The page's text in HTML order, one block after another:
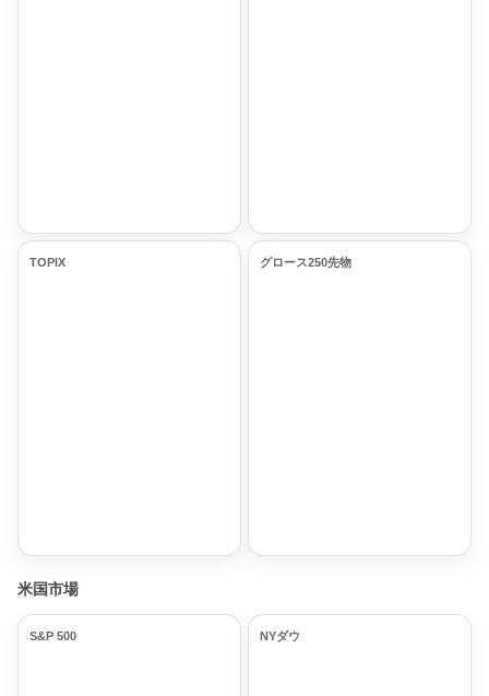
TOPIX グロース250先物
米国市場
S&P 500 NYダウ